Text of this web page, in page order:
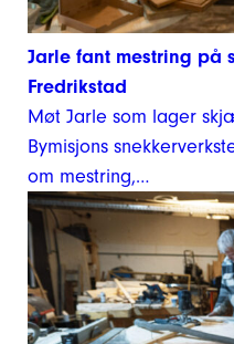
Jarle fant mestring på
Fredrikstad
Møt Jarle som lager
Bymisjons
om mestring,…